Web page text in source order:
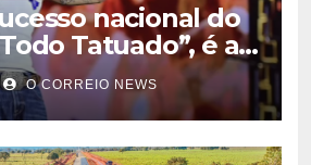
nacional do
Tatuado”, é a
desta sexta-
Semana
de Chapadão do
O CORREIO NEWS